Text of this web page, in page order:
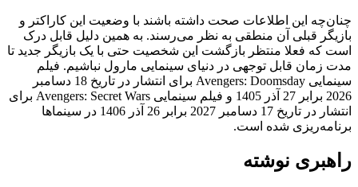
چنان‌چه این اطلاعات صحت داشته باشند با وضعیت این کاراکتر و
بازیگر قبلی آن منطقی به نظر می‌رسند. به همین دلیل قابل درک
است که فعلا منتظر بازگشت این شخصیت حتی با یک بازیگر جدید تا
مدت زمان قابل توجهی در دنیای سینمایی مارول نباشیم. فیلم
سینمایی Avengers: Doomsday برای انتشار در تاریخ 18 دسامبر
2026 برابر 27 آذر 1405 و فیلم سینمایی Avengers: Secret Wars برای
انتشار در تاریخ 17 دسامبر 2027 برابر 26 آذر 1406 در سینماها
برنامه‌ریزی شده است.
راهبری نوشته